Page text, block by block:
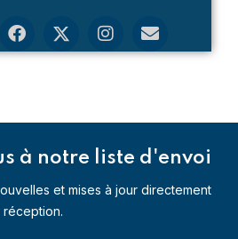
à notre liste d'envoi
et mises à jour directement